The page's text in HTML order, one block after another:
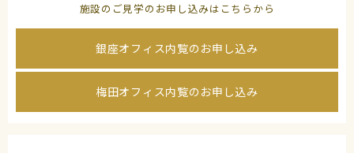
施設のご見学のお申し込みはこちらから
銀座オフィス内覧のお申し込み
梅田オフィス内覧のお申し込み